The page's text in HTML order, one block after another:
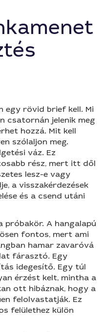
egy rövid brief kell. Mi
csatornán jelenik meg
hozzá. Mit kell
szólaljon meg.
váz. Ez
rész, mert itt dől
lesz-e vagy
a visszakérdezések
és a csend utáni
próbakör. A hangalapú
fontos, mert ami
hamar zavaróvá
fárasztó. Egy
idegesítő. Egy túl
érzést kelt, mintha a
ott hibáznak, hogy a
felolvastatják. Ez
felülethez külön